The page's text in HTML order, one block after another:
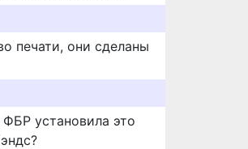
печати, они сделаны
установила это